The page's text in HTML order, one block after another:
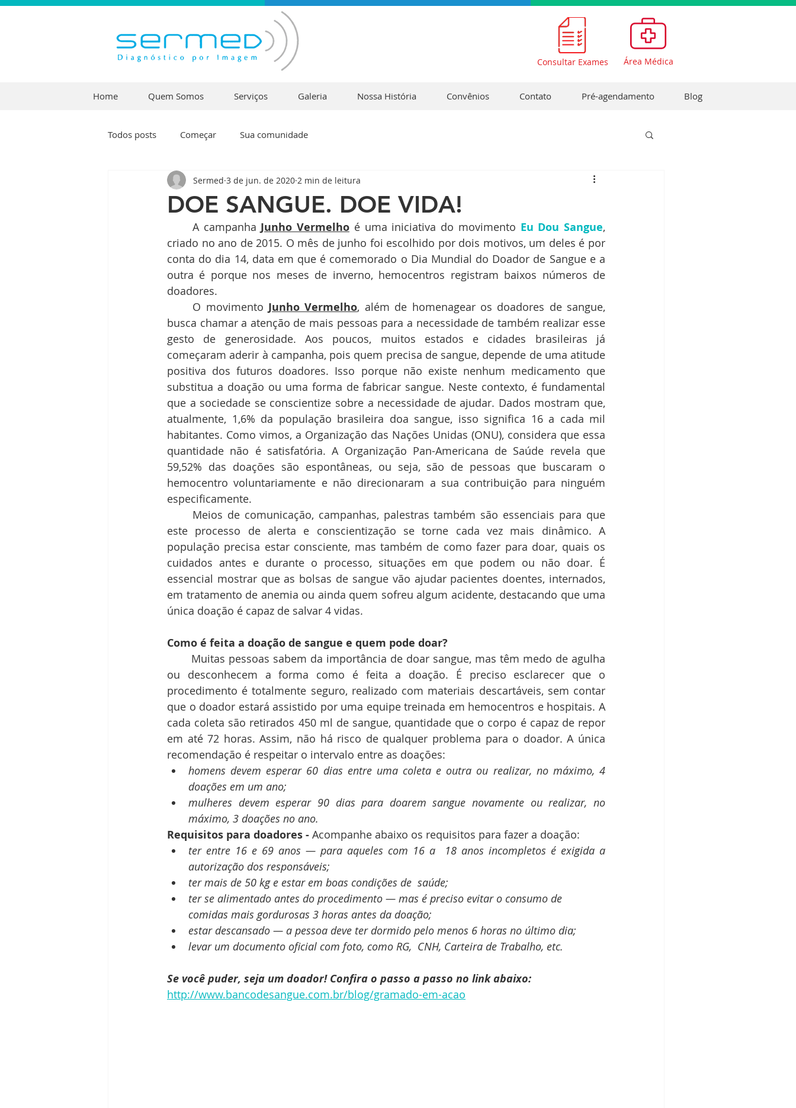
Consultar Exames Área Médica
Home Quem Somos Serviços Galeria Nossa História Convênios Contato Pré-agendamento Blog
Todos posts Começar Sua comunidade
DOE SANGUE. DOE VIDA!
Sermed 3 de jun. de 2020 2 min de leitura
	A campanha
Junho Vermelho é uma iniciativa do movimento Eu Dou Sangue,
criado no ano de 2015. O mês de junho foi escolhido por dois motivos, um deles é por
conta do dia 14, data em que é comemorado o Dia Mundial do Doador de Sangue e a
outra é porque nos meses de inverno, hemocentros registram baixos números de
doadores.
	O movimento
Junho Vermelho, além de homenagear os doadores de sangue,
busca chamar a atenção de mais pessoas para a necessidade de também realizar esse
gesto de generosidade. Aos poucos, muitos estados e cidades brasileiras já
começaram aderir à campanha, pois quem precisa de sangue, depende de uma atitude
positiva dos futuros doadores. Isso porque não existe nenhum medicamento que
substitua a doação ou uma forma de fabricar sangue. Neste contexto, é fundamental
que a sociedade se conscientize sobre a necessidade de ajudar. Dados mostram que,
atualmente, 1,6% da população brasileira doa sangue, isso significa 16 a cada mil
habitantes. Como vimos, a Organização das Nações Unidas (ONU), considera que essa
quantidade não é satisfatória. A Organização Pan-Americana de Saúde revela que
59,52% das doações são espontâneas, ou seja, são de pessoas que buscaram o
hemocentro voluntariamente e não direcionaram a sua contribuição para ninguém
especificamente.
este processo de alerta e conscientização se torne cada vez mais dinâmico. A
população precisa estar consciente, mas também de como fazer para doar, quais os
cuidados antes e durante o processo, situações em que podem ou não doar. É
essencial mostrar que as bolsas de sangue vão ajudar pacientes doentes, internados,
em tratamento de anemia ou ainda quem sofreu algum acidente, destacando que uma
única doação é capaz de salvar 4 vidas.
Como é feita a doação de sangue e quem pode doar?
ou desconhecem a forma como é feita a doação. É preciso esclarecer que o
procedimento é totalmente seguro, realizado com materiais descartáveis, sem contar
que o doador estará assistido por uma equipe treinada em hemocentros e hospitais. A
cada coleta são retirados 450 ml de sangue, quantidade que o corpo é capaz de repor
em até 72 horas. Assim, não há risco de qualquer problema para o doador. A única
recomendação é respeitar o intervalo entre as doações:
homens devem esperar 60 dias entre uma coleta e outra ou realizar, no máximo, 4
doações em um ano;
mulheres devem esperar 90 dias para doarem sangue novamente ou realizar, no
máximo, 3 doações no ano.
Requisitos para doadores - Acompanhe abaixo os requisitos para fazer a doação:
ter entre 16 e 69 anos — para aqueles com 16 a  18 anos incompletos é exigida a
autorização dos responsáveis;
ter mais de 50 kg e estar em boas condições de  saúde;
ter se alimentado antes do procedimento — mas é preciso evitar o consumo de
comidas mais gordurosas 3 horas antes da doação;
estar descansado — a pessoa deve ter dormido pelo menos 6 horas no último dia;
levar um documento oficial com foto, como RG,  CNH, Carteira de Trabalho, etc.
Se você puder, seja um doador! Confira o passo a passo no link abaixo:
http://www.bancodesangue.com.br/blog/gramado-em-acao